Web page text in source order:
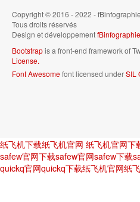
Copyright © 2016 - 2022 - fBinfographie
Tous droits réservés
Design et développementfBinfographie
Bootstrapis a front-end framework of
License.
Font Awesomefont licensed underSIL
纸飞机下载纸飞机官网 纸飞机官网下
safew官网下载safew官网safew下载
quickq官网quickq下载纸飞机官网纸